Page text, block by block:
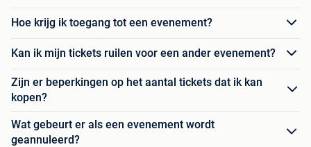
Hoe krijg ik toegang tot een evenement?
Kan ik mijn tickets ruilen voor een ander evenement?
Zijn er beperkingen op het aantal tickets dat ik kan
kopen?
Wat gebeurt er als een evenement wordt
geannuleerd?